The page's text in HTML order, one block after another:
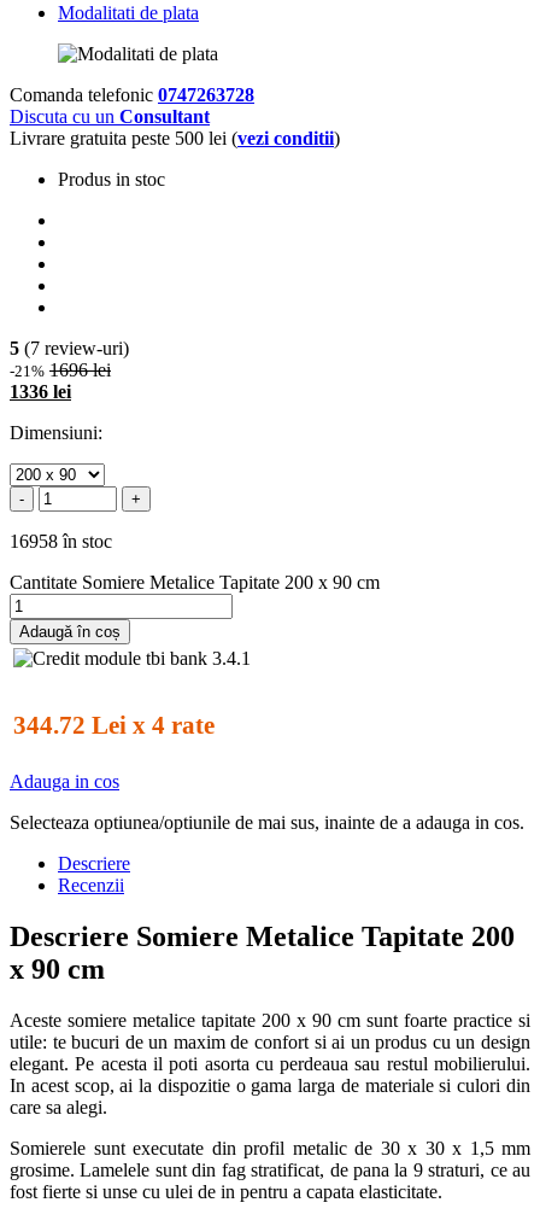
Modalitati de plata
Comanda telefonic 0747263728
Discuta cu un Consultant
Livrare gratuita peste 500 lei (vezi conditii)
Produs in stoc
5 (7 review-uri)
-21% 1696 lei
1336 lei
Dimensiuni:
- +
16958 în stoc
Cantitate Somiere Metalice Tapitate 200 x 90 cm
Adaugă în coș
344.72 Lei x 4 rate
Adauga in cos
Selecteaza optiunea/optiunile de mai sus, inainte de a adauga in cos.
Descriere
Recenzii
Descriere Somiere Metalice Tapitate 200
x 90 cm
Aceste somiere metalice tapitate 200 x 90 cm sunt foarte practice si
utile: te bucuri de un maxim de confort si ai un produs cu un design
elegant. Pe acesta il poti asorta cu perdeaua sau restul mobilierului.
In acest scop, ai la dispozitie o gama larga de materiale si culori din
care sa alegi.
Somierele sunt executate din profil metalic de 30 x 30 x 1,5 mm
grosime. Lamelele sunt din fag stratificat, de pana la 9 straturi, ce au
fost fierte si unse cu ulei de in pentru a capata elasticitate.